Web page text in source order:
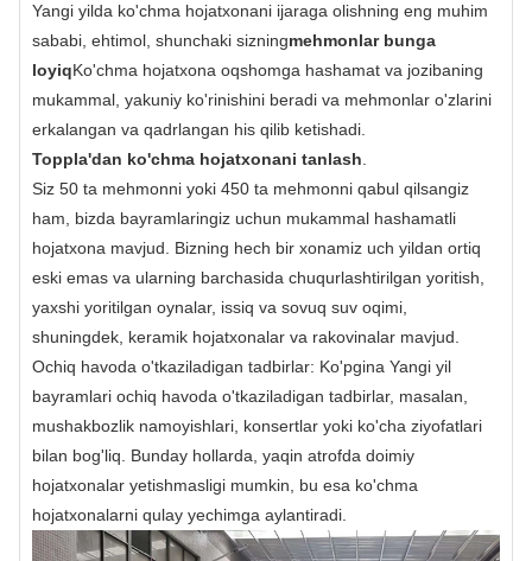
Yangi yilda ko'chma hojatxonani ijaraga olishning eng muhim
sababi, ehtimol, shunchaki sizningmehmonlar bunga
loyiqKo'chma hojatxona oqshomga hashamat va jozibaning
mukammal, yakuniy ko'rinishini beradi va mehmonlar o'zlarini
erkalangan va qadrlangan his qilib ketishadi.
Toppla'dan ko'chma hojatxonani tanlash.
Siz 50 ta mehmonni yoki 450 ta mehmonni qabul qilsangiz
ham, bizda bayramlaringiz uchun mukammal hashamatli
hojatxona mavjud. Bizning hech bir xonamiz uch yildan ortiq
eski emas va ularning barchasida chuqurlashtirilgan yoritish,
yaxshi yoritilgan oynalar, issiq va sovuq suv oqimi,
shuningdek, keramik hojatxonalar va rakovinalar mavjud.
Ochiq havoda o'tkaziladigan tadbirlar: Ko'pgina Yangi yil
bayramlari ochiq havoda o'tkaziladigan tadbirlar, masalan,
mushakbozlik namoyishlari, konsertlar yoki ko'cha ziyofatlari
bilan bog'liq. Bunday hollarda, yaqin atrofda doimiy
hojatxonalar yetishmasligi mumkin, bu esa ko'chma
hojatxonalarni qulay yechimga aylantiradi.